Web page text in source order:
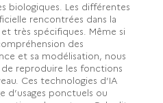
biologiques. Les différentes
rencontrées dans la
très spécifiques. Même si
des
et sa modélisation, nous
reproduire les fonctions
Ces technologies d’IA
d’usages ponctuels ou